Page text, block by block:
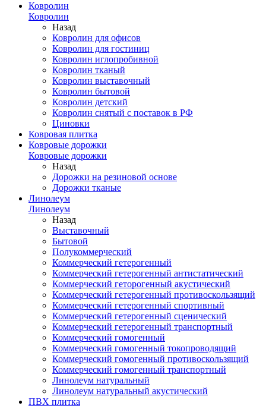
Ковролин
Ковролин
Назад
Ковролин для офисов
Ковролин для гостиниц
Ковролин иглопробивной
Ковролин тканый
Ковролин выставочный
Ковролин бытовой
Ковролин детский
Ковролин снятый с поставок в РФ
Циновки
Ковровая плитка
Ковровые дорожки
Ковровые дорожки
Назад
Дорожки на резиновой основе
Дорожки тканые
Линолеум
Линолеум
Назад
Выставочный
Бытовой
Полукоммерческий
Коммерческий гетерогенный
Коммерческий гетерогенный антистатический
Коммерческий геторогенный акустический
Коммерческий гетерогенный противоскользящий
Коммерческий гетерогенный спортивный
Коммерческий гетерогенный сценический
Коммерческий гетерогенный транспортный
Коммерческий гомогенный
Коммерческий гомогенный токопроводящий
Коммерческий гомогенный противоскользящий
Коммерческий гомогенный транспортный
Линолеум натуральный
Линолеум натуральный акустический
ПВХ плитка